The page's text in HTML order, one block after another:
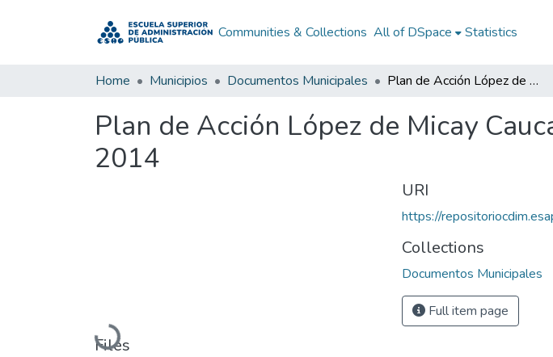
Communities & Collections All of DSpace Statistics
Home Municipios Documentos Municipales Plan de Acción López de Micay Cauca 2014: PA López de Micay Cauca 2014
Plan de Acción López de Micay
2014
Loading...
Files
URI
https://
Collections
Documentos Municipales
Full item page